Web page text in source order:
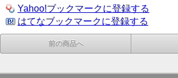
Yahoo!ブックマークに登録する
はてなブックマークに登録する
前の商品へ